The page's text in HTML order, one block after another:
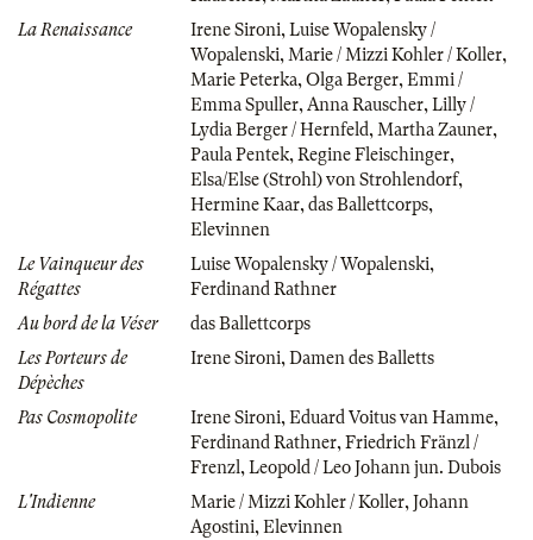
La Renaissance
Irene Sironi,Luise Wopalensky /
Wopalenski,Marie / Mizzi Kohler / Koller,
Marie Peterka,Olga Berger,Emmi /
Emma Spuller,Anna Rauscher,Lilly /
Lydia Berger / Hernfeld,Martha Zauner,
Paula Pentek,Regine Fleischinger,
Elsa/Else (Strohl) von Strohlendorf,
Hermine Kaar,das Ballettcorps,
Elevinnen
Le Vainqueur des
Régattes
Luise Wopalensky / Wopalenski,
Ferdinand Rathner
Au bord de la Véser
das Ballettcorps
Les Porteurs de
Dépèches
Irene Sironi,Damen des Balletts
Pas Cosmopolite Irene Sironi,Eduard Voitus van Hamme,
Ferdinand Rathner,Friedrich Fränzl /
Frenzl,Leopold / Leo Johann jun. Dubois
L'Indienne
Marie / Mizzi Kohler / Koller,Johann
Agostini,Elevinnen